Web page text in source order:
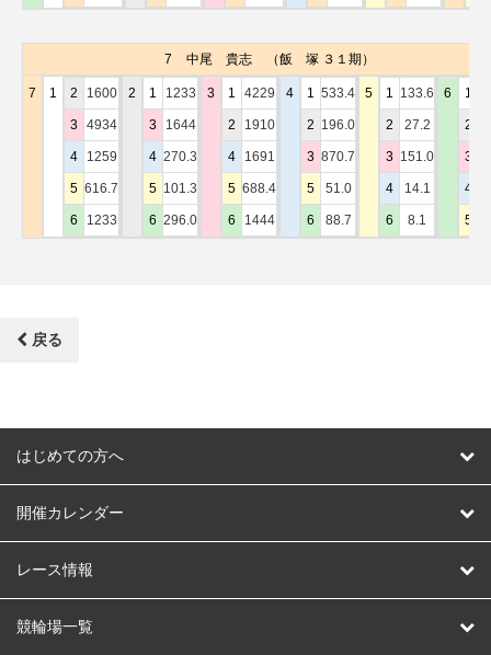
7 中尾 貴志 （飯 塚 ３１期）
7 1 2 1600
3 4934
4 1259
5 616.7
6 1233
2 1 1233
3 1644
4 270.3
5 101.3
6 296.0
3 1 4229
2 1910
4 1691
5 688.4
6 1444
4 1 533.4
2 196.0
3 870.7
5 51.0
6 88.7
5 1 133.6
2 27.2
3 151.0
4 14.1
6 8.1
6 1
2
3
4
5
戻る
はじめての方へ
はじめての方へ
開催カレンダー
競輪
オートレース
レース情報
レース予想
競輪場一覧